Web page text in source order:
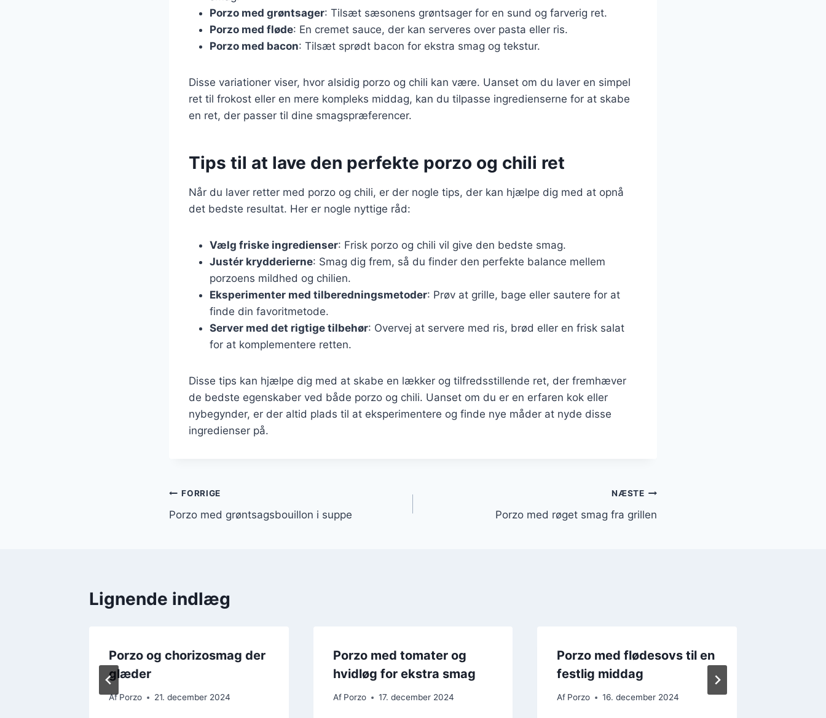
Porzo med grøntsager: Tilsæt sæsonens grøntsager for en sund og farverig ret.
Porzo med fløde: En cremet sauce, der kan serveres over pasta eller ris.
Porzo med bacon: Tilsæt sprødt bacon for ekstra smag og tekstur.
Disse variationer viser, hvor alsidig porzo og chili kan være. Uanset om du laver en simpel
ret til frokost eller en mere kompleks middag, kan du tilpasse ingredienserne for at skabe
en ret, der passer til dine smagspræferencer.
Tips til at lave den perfekte porzo og chili ret
Når du laver retter med porzo og chili, er der nogle tips, der kan hjælpe dig med at opnå
det bedste resultat. Her er nogle nyttige råd:
Vælg friske ingredienser: Frisk porzo og chili vil give den bedste smag.
Justér krydderierne: Smag dig frem, så du finder den perfekte balance mellem
porzoens mildhed og chilien.
Eksperimenter med tilberedningsmetoder: Prøv at grille, bage eller sautere for at
finde din favoritmetode.
Server med det rigtige tilbehør: Overvej at servere med ris, brød eller en frisk salat
for at komplementere retten.
Disse tips kan hjælpe dig med at skabe en lækker og tilfredsstillende ret, der fremhæver
de bedste egenskaber ved både porzo og chili. Uanset om du er en erfaren kok eller
nybegynder, er der altid plads til at eksperimentere og finde nye måder at nyde disse
ingredienser på.
Indlægsnavigation
FORRIGE
Porzo med grøntsagsbouillon i suppe
NÆSTE
Porzo med røget smag fra grillen
Lignende indlæg
Porzo og chorizosmag der
glæder
Af Porzo 21. december 2024
Porzo med tomater og
hvidløg for ekstra smag
Af Porzo 17. december 2024
Porzo med flødesovs til en
festlig middag
Af Porzo 16. december 2024